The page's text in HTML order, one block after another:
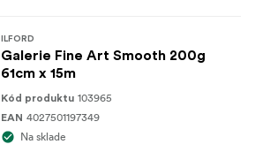
ILFORD
Galerie Fine Art Smooth 200g
61cm x 15m
Kód produktu 103965
EAN 4027501197349
Na sklade